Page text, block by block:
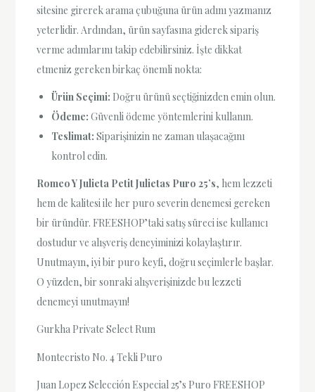
sitesine girerek arama çubuğuna ürün adını yazmanız
yeterlidir. Ardından, ürün sayfasına giderek sipariş
verme adımlarını takip edebilirsiniz. İşte dikkat
etmeniz gereken birkaç önemli nokta:
Ürün Seçimi: Doğru ürünü seçtiğinizden emin olun.
Ödeme: Güvenli ödeme yöntemlerini kullanın.
Teslimat: Siparişinizin ne zaman ulaşacağını
kontrol edin.
Romeo Y Julieta Petit Julietas Puro 25’s, hem lezzeti
hem de kalitesi ile her puro severin denemesi gereken
bir üründür. FREESHOP’taki satış süreci ise kullanıcı
dostudur ve alışveriş deneyiminizi kolaylaştırır.
Unutmayın, iyi bir puro keyfi, doğru seçimlerle başlar.
O yüzden, bir sonraki alışverişinizde bu lezzeti
denemeyi unutmayın!
Gurkha Private Select Rum
Montecristo No. 4 Tekli Puro
Juan Lopez Selección Especial 25’s Puro FREESHOP